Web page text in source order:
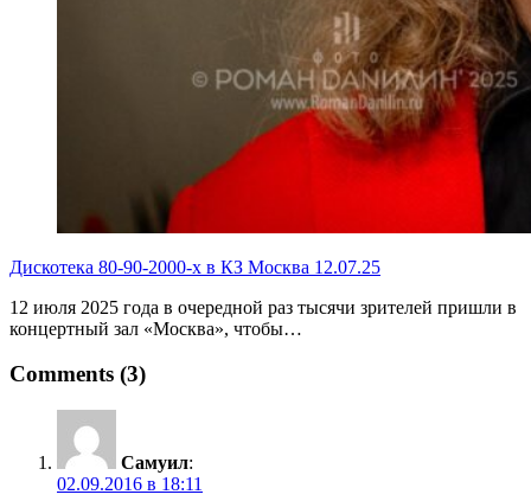
Дискотека 80-90-2000-х в КЗ Москва 12.07.25
12 июля 2025 года в очередной раз тысячи зрителей пришли в
концертный зал «Москва», чтобы…
Comments (3)
Самуил:
02.09.2016 в 18:11